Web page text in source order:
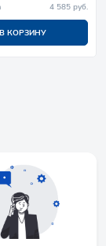
4 585 руб.
В КОРЗИНУ